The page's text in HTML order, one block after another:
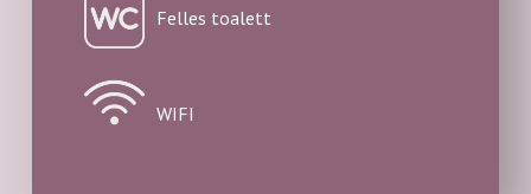
Felles toalett
WIFI